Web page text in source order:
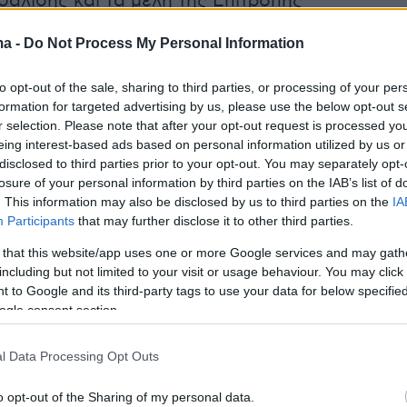
- Do Not Process My Personal Information
opt-out of the sale, sharing to third parties, or processing of your
for targeted advertising by us, please use the below opt-out
selection. Please note that after your opt-out request is processed
interest-based ads based on personal information utilized by us
to third parties prior to your opt-out. You may separately
of your personal information by third parties on the IAB’s list of
This information may also be disclosed by us to third parties on the
Participants that may further disclose it to other third parties.
that this website/app uses one or more Google services and may
but not limited to your visit or usage behaviour. You may
to Google and its third-party tags to use your data for below
consent section.
Data Processing Opt Outs
opt-out of the Sharing of my personal data.
τω μεταξύ το ΠΑΣΟΚ δίνει βάρος στην
θεμάτων, όπως της πρότασης για τη σύσταση
για τις υποκλοπές. Οι αρμόδιοι του
διάσκεψη των προέδρων θα
υπενθυμίζοντας ότι η προηγούμενη
συστάθηκε με 120 ψήφους και δεν
πλειοψηφίαςκαθώς δεν χαρακτηρίστηκε
την εθνική ασφάλεια. Εάν η
με την «γραμμή» ότι απαιτούνται 151
, κάτι που θα φανεί και στη συζήτηση της